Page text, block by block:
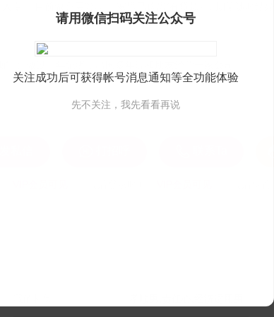
专 ，目前做高层管理 ，家里已购房(有贷款) ，期望随时结婚
：
请用微信扫码关注公众号
关注成功后可获得帐号消息通知等全功能体验
先不关注，我先看看再说